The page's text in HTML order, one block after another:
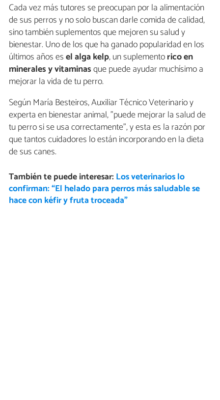
Cada vez más tutores se preocupan por la alimentación
de sus perros y no solo buscan darle comida de calidad,
sino también suplementos que mejoren su salud y
bienestar. Uno de los que ha ganado popularidad en los
últimos años esel alga kelp, un suplementorico en
minerales y vitaminasque puede ayudar muchísimo a
mejorar la vida de tu perro.
Según María Besteiros, Auxiliar Técnico Veterinario y
experta en bienestar animal, "puede mejorar la salud de
tu perro si se usa correctamente", y esta es la razón por
que tantos cuidadores lo están incorporando en la dieta
de sus canes.
También te puede interesar: Los veterinarios lo
confirman: “El helado para perros más saludable se
hace con kéfir y fruta troceada”